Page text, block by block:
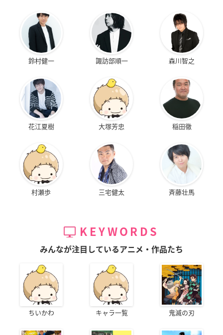
鈴村健一 諏訪部順一 森川智之
花江夏樹 大塚芳忠 稲田徹
村瀬歩 三宅健太 斉藤壮馬
KEYWORDS
みんなが注目しているアニメ・作品たち
ちいかわ キャラ一覧 鬼滅の刃